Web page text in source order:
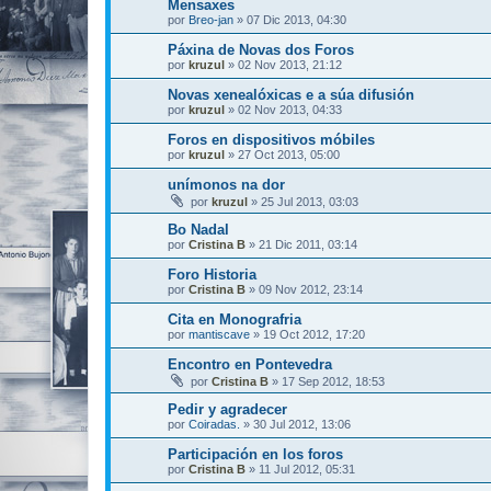
Mensaxes
por Breo-jan » 07 Dic 2013, 04:30
Páxina de Novas dos Foros
por kruzul » 02 Nov 2013, 21:12
Novas xenealóxicas e a súa difusión
por kruzul » 02 Nov 2013, 04:33
Foros en dispositivos móbiles
por kruzul » 27 Oct 2013, 05:00
unímonos na dor
por kruzul » 25 Jul 2013, 03:03
Bo Nadal
por Cristina B » 21 Dic 2011, 03:14
Foro Historia
por Cristina B » 09 Nov 2012, 23:14
Cita en Monografria
por mantiscave » 19 Oct 2012, 17:20
Encontro en Pontevedra
por Cristina B » 17 Sep 2012, 18:53
Pedir y agradecer
por Coiradas. » 30 Jul 2012, 13:06
Participación en los foros
por Cristina B » 11 Jul 2012, 05:31